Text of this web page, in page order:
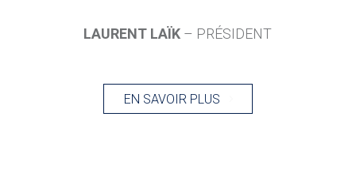
LAURENT LAÏK – PRÉSIDENT
EN SAVOIR PLUS